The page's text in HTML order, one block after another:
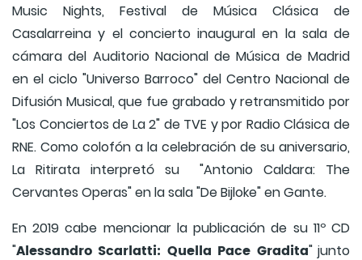
Music Nights, Festival de Música Clásica de
Casalarreina y el concierto inaugural en la sala de
cámara del Auditorio Nacional de Música de Madrid
en el ciclo "Universo Barroco" del Centro Nacional de
Difusión Musical, que fue grabado y retransmitido por
"Los Conciertos de La 2" de TVE y por Radio Clásica de
RNE. Como colofón a la celebración de su aniversario,
La Ritirata interpretó su "Antonio Caldara: The
Cervantes Operas" en la sala "De Bijloke" en Gante.
En 2019 cabe mencionar la publicación de su 11º CD
"Alessandro Scarlatti: Quella Pace Gradita" junto